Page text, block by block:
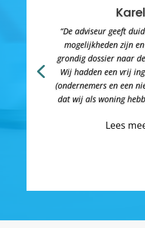
“De adviseur geeft
mogelijkheden zijn
grondig dossier naar
Wij hadden een vrij
(ondernemers en een
dat wij als woning
Lees